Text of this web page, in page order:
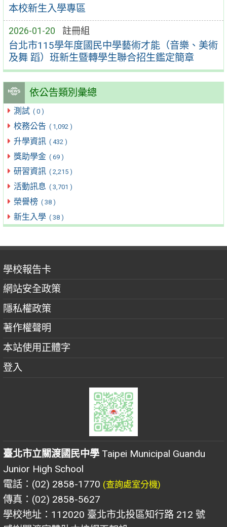
本校新生入學專區
2026-01-20 註冊組
台北市115學年度國民中學藝術才能（音樂、美術
及舞 蹈）班新生暨轉學生聯合招生鑑定簡章
依公告類別彙總
測試 ( 0 )
校務公告 ( 1,092 )
升學資訊 ( 432 )
獎助學金 ( 69 )
研習資訊 ( 2,215 )
活動訊息 ( 3,701 )
榮譽榜 ( 38 )
新生入學 ( 38 )
學校報告卡
網站安全政策
隱私權政策
著作權聲明
本站使用正體字
登入
臺北市立關渡國民中學 Taipei Municipal Guandu
Junior High School
電話：(02) 2858-1770 (查詢處室分機)
傳真：(02) 2858-5627
學校地址：112020 臺北市北投區知行路 212 號